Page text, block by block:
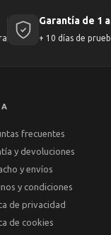
Garantía de 1
+ 10 días de
frecuentes
y devoluciones
y envíos
y condiciones
de privacidad
de cookies